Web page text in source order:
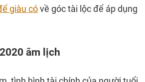
giàu cóvề góc tài lộc để áp dụng
âm lịch